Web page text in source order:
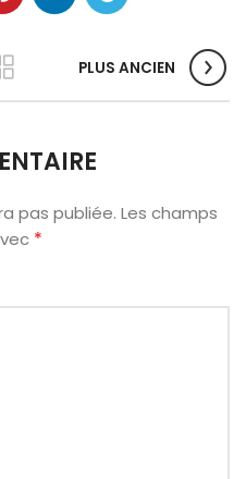
PLUS ANCIEN
pas publiée. Les champs
*